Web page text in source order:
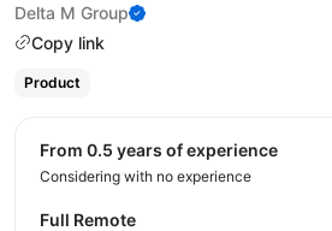
Delta M Group
Copy link
Product
from 0.5 years of experience
Considering with no experience
Full Remote